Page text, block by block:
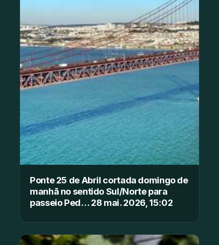
Ponte 25 de Abril cortada domingo de
manhã no sentido Sul/Norte para
passeio Ped… 28 mai. 2026, 15:02